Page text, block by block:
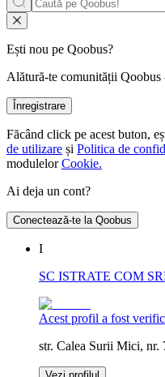
Ești nou pe Qoobus?
Alătură-te comunității Qoobus
Înregistrare
Făcând click pe acest buton,
de utilizare și Politica de
modulelor Cookie.
Ai deja un cont?
Conectează-te la Qoobus
I
SC ISTRATE COM
Acest profil a fost
str. Calea Surii Mici,